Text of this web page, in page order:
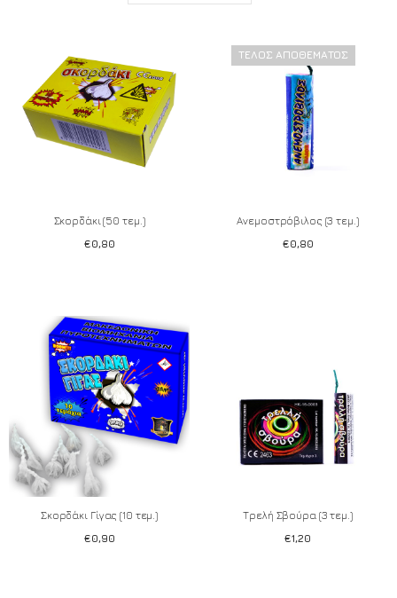
Σκορδάκι (50 τεμ.)
€0,80
Add to wishlist
ΤΈΛΟΣ ΑΠΟΘΈΜΑΤΟΣ
Ανεμοστρόβιλος (3 τεμ.)
€0,80
Add to wishlist
Σκορδάκι Γίγας (10 τεμ.)
€0,90
Τρελή Σβούρα (3 τεμ.)
€1,20